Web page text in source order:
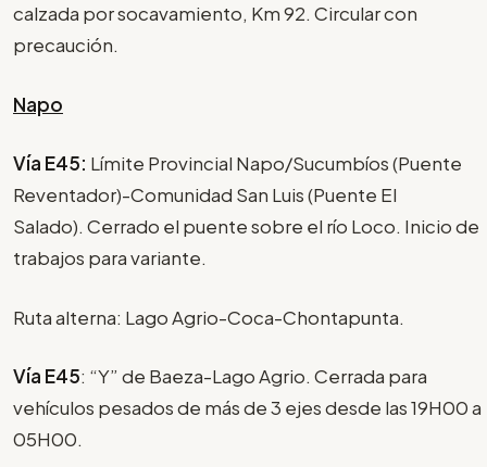
calzada por socavamiento, Km 92. Circular con
precaución.
Napo
Vía E45: Límite Provincial Napo/Sucumbíos (Puente
Reventador)-Comunidad San Luis (Puente El
Salado). Cerrado el puente sobre el río Loco. Inicio de
trabajos para variante.
Ruta alterna: Lago Agrio-Coca-Chontapunta.
Vía E45: “Y” de Baeza-Lago Agrio. Cerrada para
vehículos pesados de más de 3 ejes desde las 19H00 a
05H00.